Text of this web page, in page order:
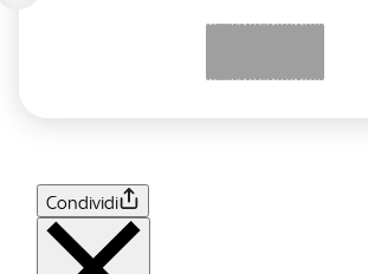
Condividi